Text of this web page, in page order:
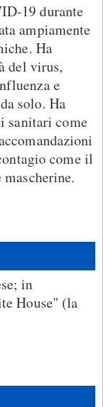
19 durante
ampiamente
Ha
del virus,
e
solo. Ha
sanitari come
come il
in
House" (la